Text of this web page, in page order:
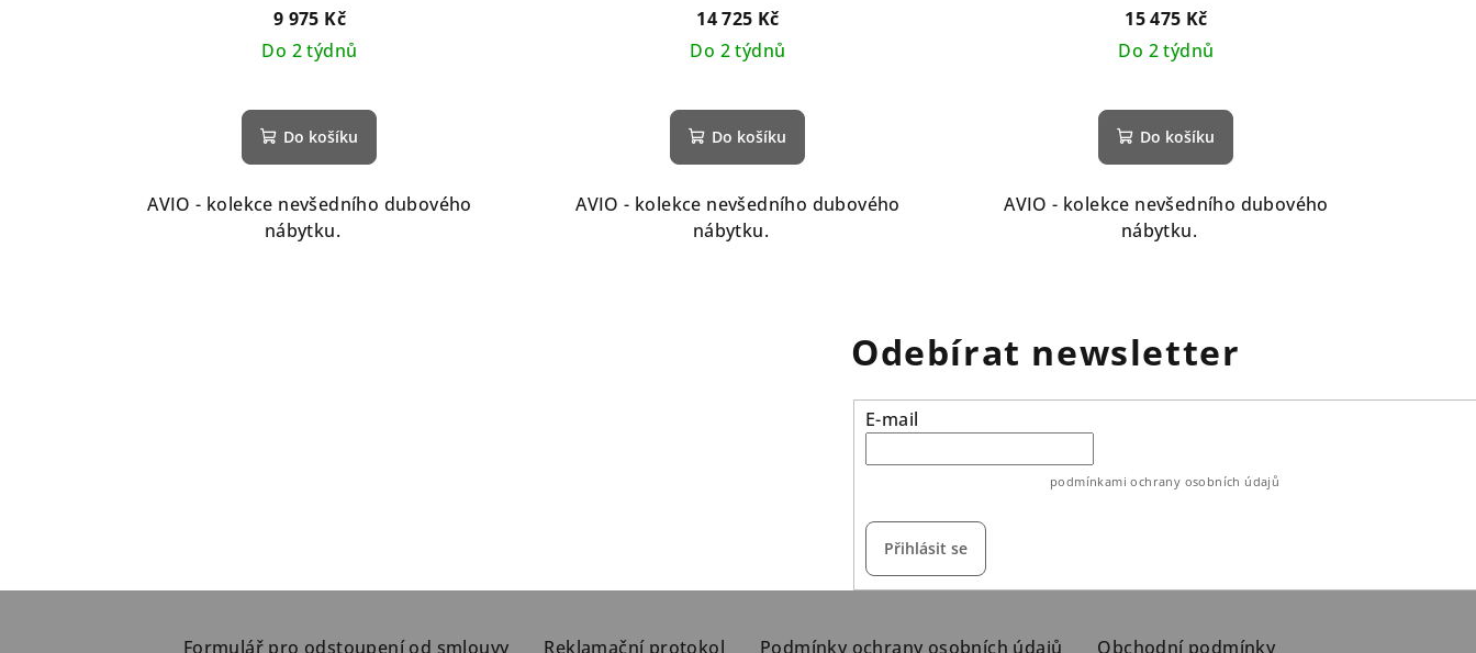
9 975 Kč
Do 2 týdnů
Do košíku
AVIO - kolekce nevšedního dubového
nábytku.
14 725 Kč
Do 2 týdnů
Do košíku
AVIO - kolekce nevšedního dubového
nábytku.
15 475 Kč
Do 2 týdnů
Do košíku
AVIO - kolekce nevšedního dubového
nábytku.
Odebírat newsletter
E-mail
podmínkami ochrany osobních údajů
Přihlásit se
Formulář pro odstoupení od smlouvy Reklamační protokol Podmínky ochrany osobních údajů Obchodní podmínky